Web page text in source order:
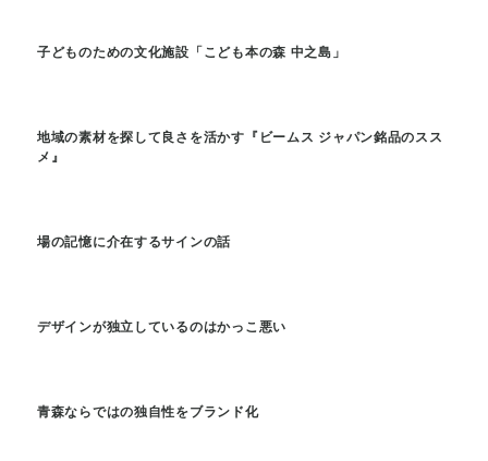
子どものための文化施設「こども本の森 中之島」
地域の素材を探して良さを活かす『ビームス ジャパン銘品のスス
メ』
場の記憶に介在するサインの話
デザインが独立しているのはかっこ悪い
青森ならではの独自性をブランド化